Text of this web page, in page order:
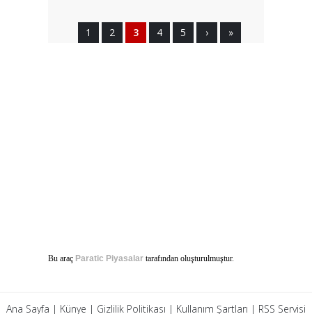
1 2 3 4 5 › »
Bu araç Paratic Piyasalar tarafından oluşturulmuştur.
Ana Sayfa | Künye | Gizlilik Politikası | Kullanım Şartları | RSS Servisi